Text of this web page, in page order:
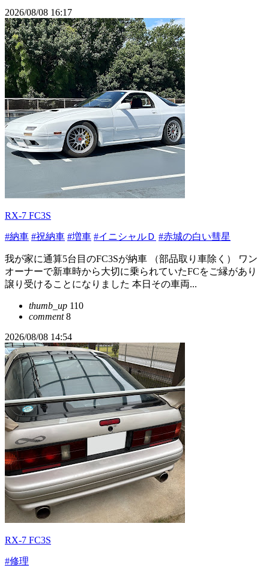
2026/08/08 16:17
RX-7 FC3S
#納車 #祝納車 #増車 #イニシャルＤ #赤城の白い彗星
我が家に通算5台目のFC3Sが納車 （部品取り車除く） ワン
オーナーで新車時から大切に乗られていたFCをご縁があり
譲り受けることになりました 本日その車両...
thumb_up 110
comment8
2026/08/08 14:54
RX-7 FC3S
#修理